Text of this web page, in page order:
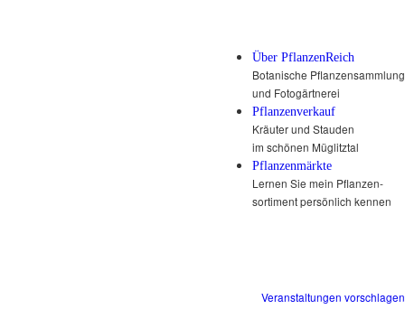
Über PflanzenReich
Botanische Pflanzensammlung
und Fotogärtnerei
Pflanzenverkauf
Kräuter und Stauden
im schönen Müglitztal
Pflanzenmärkte
Lernen Sie mein Pflanzen-
sortiment persönlich kennen
Veranstaltungen vorschlagen